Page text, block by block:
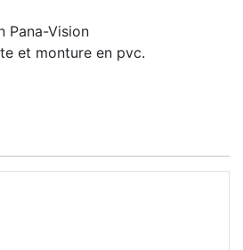
Pana-Vision
et monture en pvc.